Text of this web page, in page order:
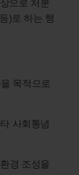
으로 처분
)로 하는 행
목적으로
사회통념
경 조성을